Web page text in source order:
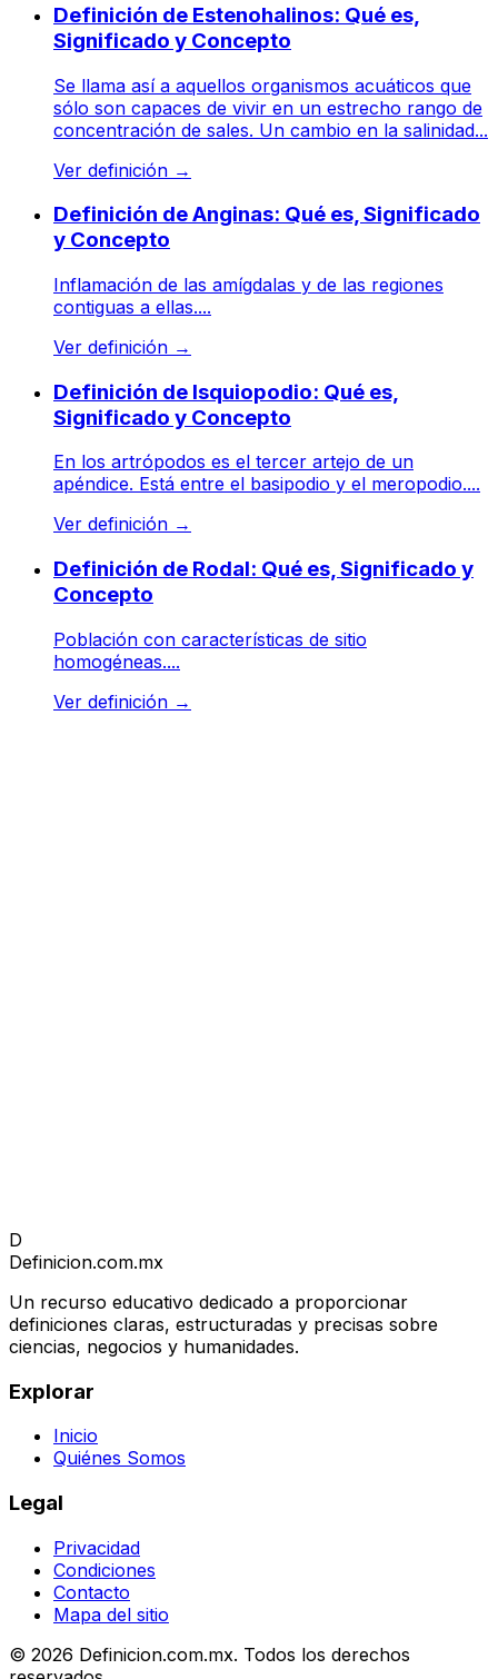
Definición de Estenohalinos: Qué es,
Significado y Concepto
Se llama así a aquellos organismos acuáticos que
sólo son capaces de vivir en un estrecho rango de
concentración de sales. Un cambio en la salinidad...
Ver definición →
Definición de Anginas: Qué es, Significado
y Concepto
Inflamación de las amígdalas y de las regiones
contiguas a ellas....
Ver definición →
Definición de Isquiopodio: Qué es,
Significado y Concepto
En los artrópodos es el tercer artejo de un
apéndice. Está entre el basipodio y el meropodio....
Ver definición →
Definición de Rodal: Qué es, Significado y
Concepto
Población con características de sitio
homogéneas....
Ver definición →
D
Definicion.com.mx
Un recurso educativo dedicado a proporcionar
definiciones claras, estructuradas y precisas sobre
ciencias, negocios y humanidades.
Explorar
Inicio
Quiénes Somos
Legal
Privacidad
Condiciones
Contacto
Mapa del sitio
© 2026 Definicion.com.mx. Todos los derechos